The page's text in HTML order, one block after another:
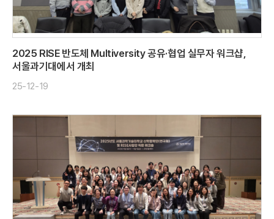
2025 RISE 반도체 Multiversity 공유·협업 실무자 워크샵,
서울과기대에서 개최
25-12-19